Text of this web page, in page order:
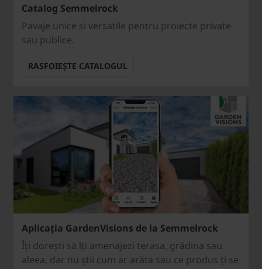
Catalog Semmelrock
Pavaje unice și versatile pentru proiecte private
sau publice.
RASFOIEȘTE CATALOGUL
Aplicația GardenVisions de la Semmelrock
Îți dorești să îți amenajezi terasa, grădina sau
aleea, dar nu știi cum ar arăta sau ce produs ți se